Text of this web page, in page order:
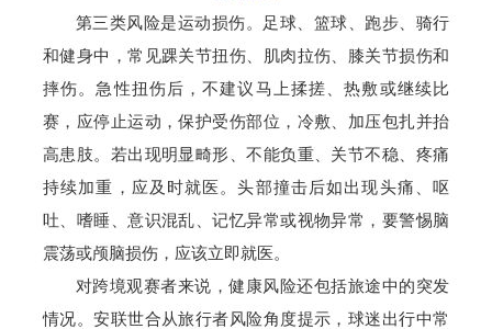
第三类风险是运动损伤。足球、篮球、跑步、骑行
和健身中，常见踝关节扭伤、肌肉拉伤、膝关节损伤和
摔伤。急性扭伤后，不建议马上揉搓、热敷或继续比
赛，应停止运动，保护受伤部位，冷敷、加压包扎并抬
高患肢。若出现明显畸形、不能负重、关节不稳、疼痛
持续加重，应及时就医。头部撞击后如出现头痛、呕
吐、嗜睡、意识混乱、记忆异常或视物异常，要警惕脑
震荡或颅脑损伤，应该立即就医。
对跨境观赛者来说，健康风险还包括旅途中的突发
情况。安联世合从旅行者风险角度提示，球迷出行中常